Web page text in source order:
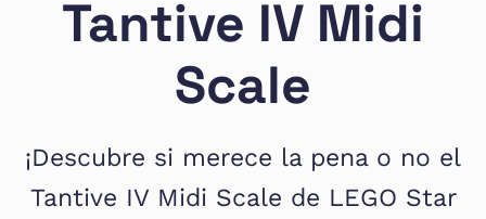
Tantive IV Midi
Scale
¡Descubre si merece la pena o no el
Tantive IV Midi Scale de LEGO Star